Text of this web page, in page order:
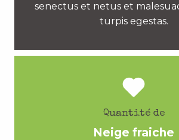
senectus et netus et
turpis egestas.
Quantité de
Neige fraiche